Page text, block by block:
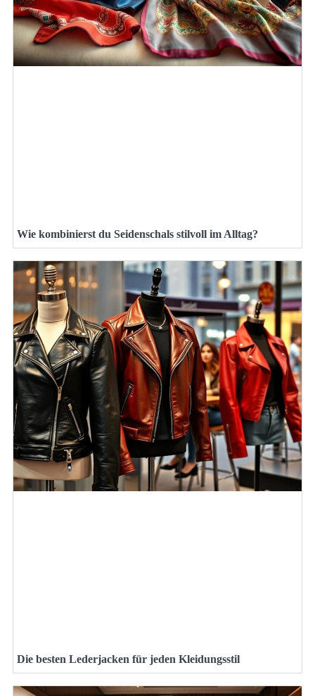
Wie kombinierst du Seidenschals stilvoll im Alltag?
Die besten Lederjacken für jeden Kleidungsstil